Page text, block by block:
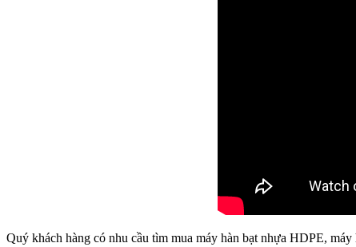
Quý khách hàng có nhu cầu tìm mua máy hàn bạt nhựa HDPE,